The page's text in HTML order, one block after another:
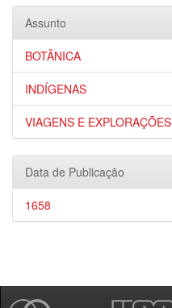
Assunto
BOTÂNICA
INDÍGENAS
VIAGENS E EXPLORAÇÕES
Data de Publicação
1658